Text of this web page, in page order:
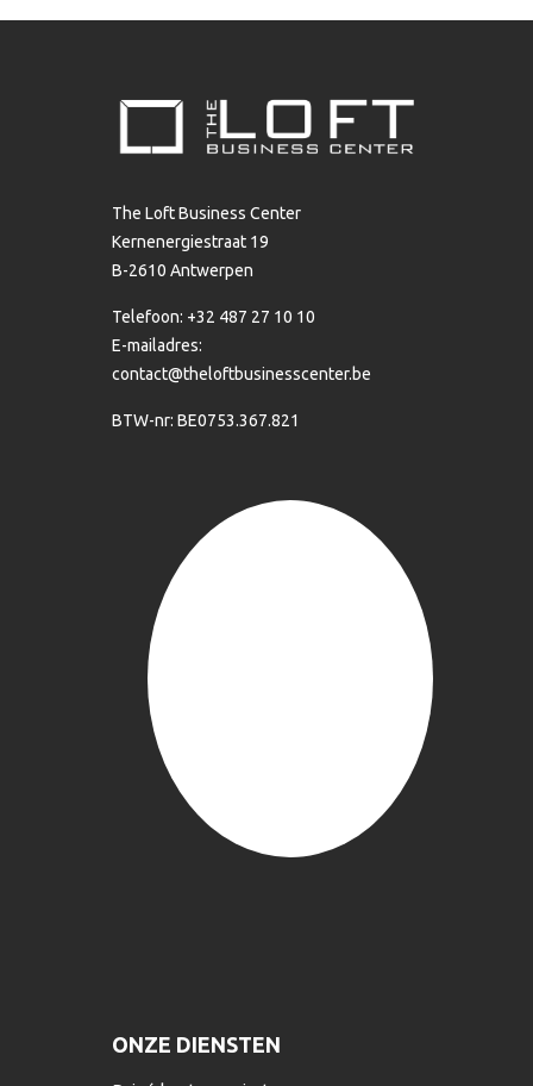
The Loft Business Center
Kernenergiestraat 19
B-2610 Antwerpen
Telefoon: +32 487 27 10 10
E-mailadres:
contact@theloftbusinesscenter.be
BTW-nr: BE0753.367.821
ONZE DIENSTEN